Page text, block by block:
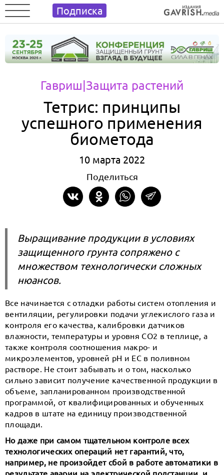
Подписка
Гавриш|Защита растений
Тетрис: принципы
успешного применения
биометода
10 марта 2022
Поделиться
Выращивание продукции в условиях
защищенного грунта сопряжено с
множеством технологически сложных
нюансов.
Все начинается с отладки работы систем отопления и
вентиляции, регулировки подачи углекислого газа и
контроля его качества, калибровки датчиков
влажности, температуры и уровня СО2 в теплице, а
также контроля соотношения макро- и
микроэлементов, уровней рН и ЕС в поливном
растворе. Не стоит забывать и о том, насколько
сильно зависит получение качественной продукции в
объеме, запланированном производственной
программой, от квалифицированных и обученных
кадров в штате на единицу производственной
площади.
Но даже при самом тщательном контроле всех
технологических операций нет гарантий, что,
например, не произойдет сбой в работе автоматики в